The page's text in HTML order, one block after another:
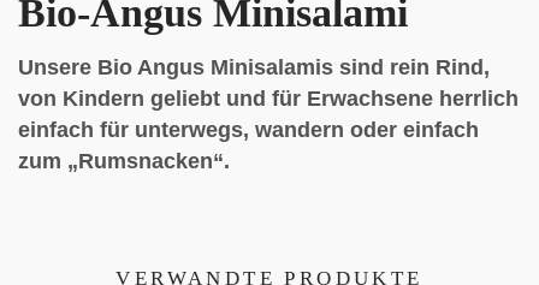
Bio-Angus Minisalami
Unsere Bio Angus Minisalamis sind rein Rind,
von Kindern geliebt und für Erwachsene herrlich
einfach für unterwegs, wandern oder einfach
zum „Rumsnacken“.
VERWANDTE PRODUKTE